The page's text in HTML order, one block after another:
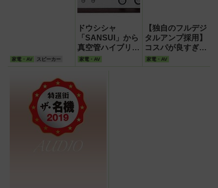
家電・AV スピーカー
ドウシシャ
「SANSUI」から
真空管ハイブリッ
ドアンプ搭載ミニ
家電・AV
【独自のフルデジ
タルアンプ採用】
コスパが良すぎ
る!パナソニック
家電・AV